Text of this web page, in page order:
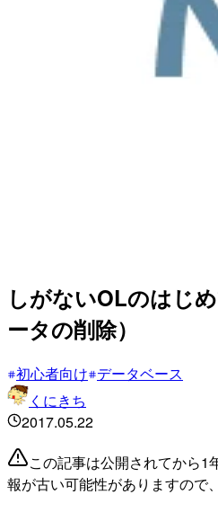
しがないOLのはじ
ータの削除）
初心者向け データベース
くにきち
2017.05.22
この記事は公開されてから1
報が古い可能性がありますので